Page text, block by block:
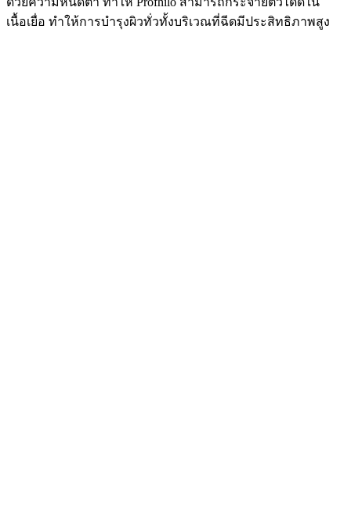
เนื้อเยื่อ ทำให้การบำรุงผิวทั่วทั้งบริเวณที่ฉีดมีประสิทธิภาพสูง